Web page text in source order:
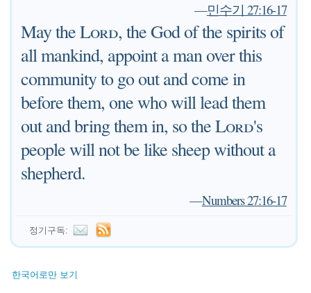
—민수기 27:16-17
May theLord, the God of the spirits of
all mankind, appoint a man over this
community to go out and come in
before them, one who will lead them
out and bring them in, so theLord's
people will not be like sheep without a
shepherd.
—Numbers 27:16-17
정기구독:
한국어로만 보기